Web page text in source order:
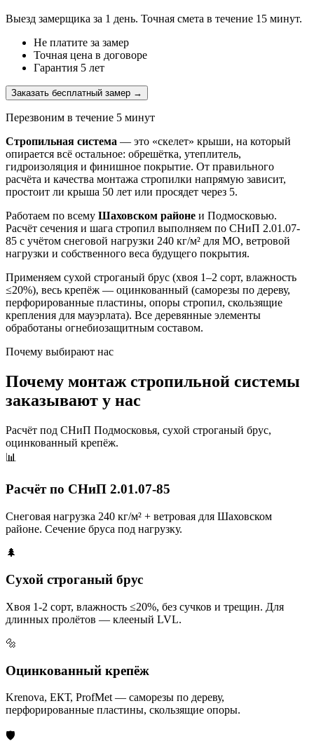
Выезд замерщика за 1 день. Точная смета в течение 15 минут.
Не платите за замер
Точная цена в договоре
Гарантия 5 лет
Заказать бесплатный замер →
Перезвоним в течение 5 минут
Стропильная система — это «скелет» крыши, на который
опирается всё остальное: обрешётка, утеплитель,
гидроизоляция и финишное покрытие. От правильного
расчёта и качества монтажа стропилки напрямую зависит,
простоит ли крыша 50 лет или просядет через 5.
Работаем по всему Шаховском районе и Подмосковью.
Расчёт сечения и шага стропил выполняем по СНиП 2.01.07-
85 с учётом снеговой нагрузки 240 кг/м² для МО, ветровой
нагрузки и собственного веса будущего покрытия.
Применяем сухой строганый брус (хвоя 1–2 сорт, влажность
≤20%), весь крепёж — оцинкованный (саморезы по дереву,
перфорированные пластины, опоры стропил, скользящие
крепления для мауэрлата). Все деревянные элементы
обработаны огнебиозащитным составом.
Почему выбирают нас
Почему монтаж стропильной системы
заказывают у нас
Расчёт под СНиП Подмосковья, сухой строганый брус,
оцинкованный крепёж.
📊
Расчёт по СНиП 2.01.07-85
Снеговая нагрузка 240 кг/м² + ветровая для Шаховском
районе. Сечение бруса под нагрузку.
🌲
Сухой строганый брус
Хвоя 1-2 сорт, влажность ≤20%, без сучков и трещин. Для
длинных пролётов — клееный LVL.
🔩
Оцинкованный крепёж
Krenova, ЕКТ, ProfMet — саморезы по дереву,
перфорированные пластины, скользящие опоры.
🛡️